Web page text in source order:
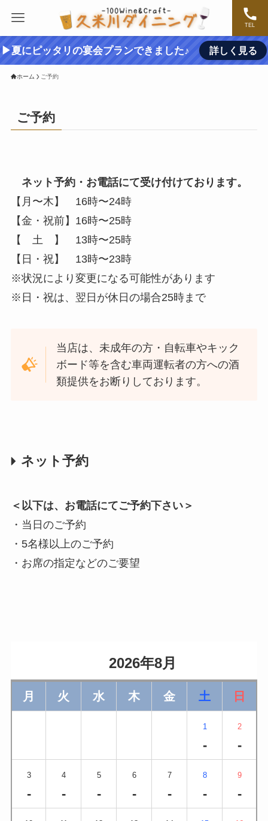
TEL
▶夏にピッタリの宴会プランできました♪ 詳しく見る
ホーム ご予約
ご予約
ネット予約・お電話にて受け付けております。
【月〜木】 16時〜24時
【金・祝前】16時〜25時
【 土 】 13時〜25時
【日・祝】 13時〜23時
※状況により変更になる可能性があります
※日・祝は、翌日が休日の場合25時まで
当店は、未成年の方・自転車やキック
ボード等を含む車両運転者の方への酒
類提供をお断りしております。
ネット予約
＜以下は、お電話にてご予約下さい＞
・当日のご予約
・5名様以上のご予約
・お席の指定などのご要望
                    2026年8月
月 火 水 木 金 土 日
1
-
2
-
3
-
4
-
5
-
6
-
7
-
8
-
9
-